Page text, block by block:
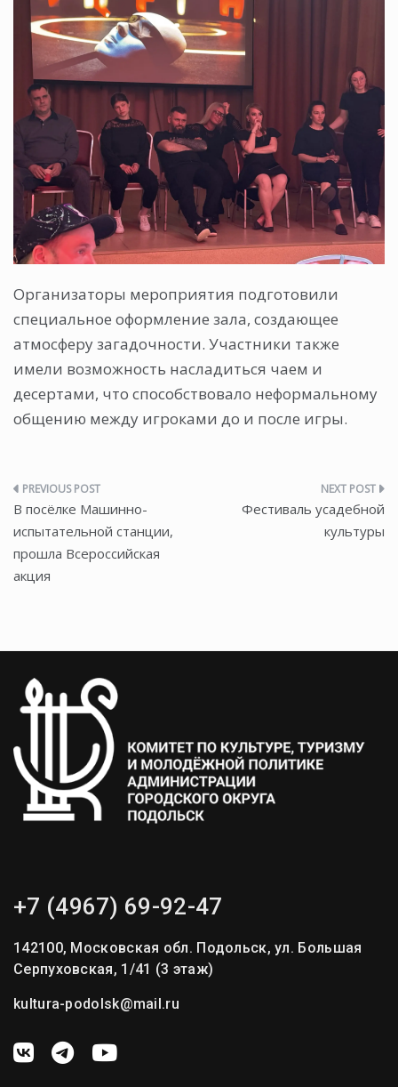
Организаторы мероприятия подготовили
специальное оформление зала, создающее
атмосферу загадочности. Участники также
имели возможность насладиться чаем и
десертами, что способствовало неформальному
общению между игроками до и после игры.
Навигация
по
записям
В посёлке Машинно-
испытательной станции,
прошла Всероссийская
акция
Фестиваль усадебной
культуры
+7 (4967) 69-92-47
142100, Московская обл. Подольск, ул. Большая
Серпуховская, 1/41 (3 этаж)
kultura-podolsk@mail.ru